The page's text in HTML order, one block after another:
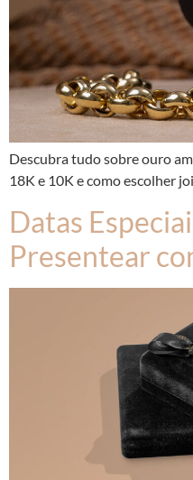
Descubra tudo sobre ouro
18K e 10K e como escolher
Datas
Presentear